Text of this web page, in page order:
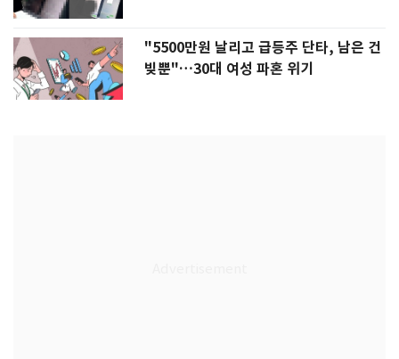
"5500만원 날리고 급등주 단타, 남은 건
빚뿐"…30대 여성 파혼 위기